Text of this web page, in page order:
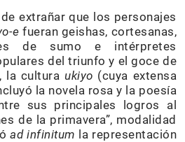
extrañar que los personajes
e fueran geishas, cortesanas,
de sumo e intérpretes
del triunfo y el goce de
la cultura ukiyo (cuya extensa
la novela rosa y la poesía
sus principales logros al
de la primavera”, modalidad
ad infinitum la representación